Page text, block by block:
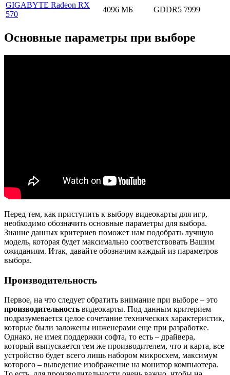
GIGABYTE Radeon RX
570
4096 МБ GDDR5 7999
Основные параметры при выборе
Перед тем, как приступить к выбору видеокарты для игр,
необходимо обозначить основные параметры для выбора.
Знание данных критериев поможет нам подобрать лучшую
модель, которая будет максимально соответствовать Вашим
ожиданиям. Итак, давайте обозначим каждый из параметров
выбора.
Производительность
Первое, на что следует обратить внимание при выборе – это
производительность видеокарты. Под данным критерием
подразумевается целое сочетание технических характеристик,
которые были заложены инженерами еще при разработке.
Однако, не имея поддержки софта, то есть – драйвера,
который выпускается тем же производителем, что и карта, все
устройство будет всего лишь набором микросхем, максимум
которого – выведение изображение на монитор компьютера.